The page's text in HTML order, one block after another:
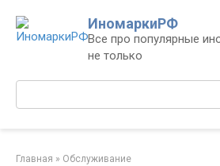
контенту
ИномаркиРФ
Все про популярные
не только
Поиск:
Главная » Обслуживание